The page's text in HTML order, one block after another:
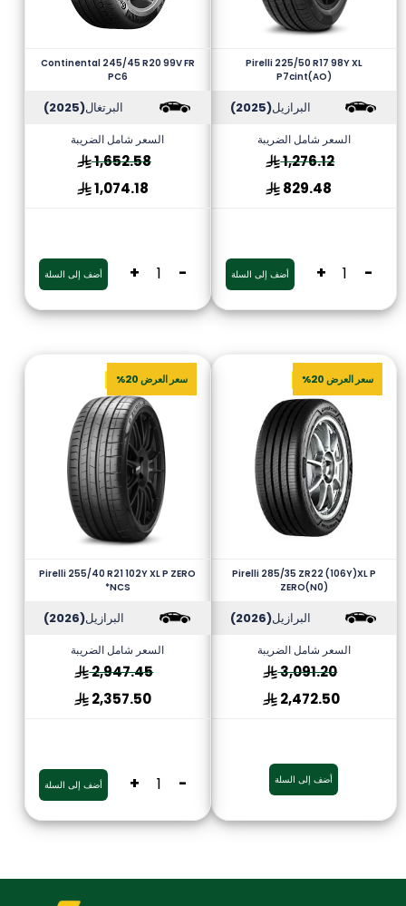
Pirelli 225/50 R17 98Y XL
P7cint(AO)
البرازيل(2025)
السعر شامل الضريبة
1,276.12
829.48
-
+ أضف إلى السلة
Continental 245/45 R20 99V FR
PC6
البرتغال(2025)
السعر شامل الضريبة
1,652.58
1,074.18
-
+ أضف إلى السلة
سعر العرض 20%
Pirelli 285/35 ZR22 (106Y)XL P
ZERO(N0)
البرازيل(2026)
السعر شامل الضريبة
3,091.20
2,472.50
أضف إلى السلة
سعر العرض 20%
Pirelli 255/40 R21 102Y XL P ZERO
*NCS
البرازيل(2026)
السعر شامل الضريبة
2,947.45
2,357.50
-
+ أضف إلى السلة